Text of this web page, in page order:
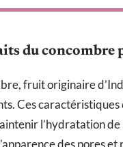
du concombre
fruit originaire
Ces caractéristiques
l’hydratation de
des pores